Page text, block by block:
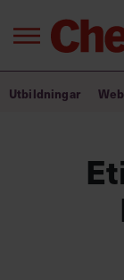
Bra
Utbildningar